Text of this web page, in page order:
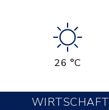
26 °C
WIRTSCHAFT